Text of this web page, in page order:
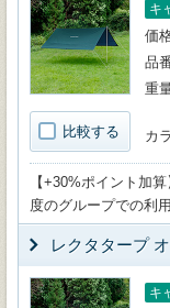
比較する
キ
価
品
重
カ
【+30%ポイント加
度のグループでの利
レクタタープ
キ